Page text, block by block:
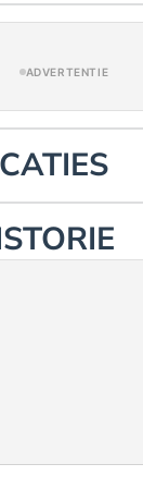
ADVERTENTIE